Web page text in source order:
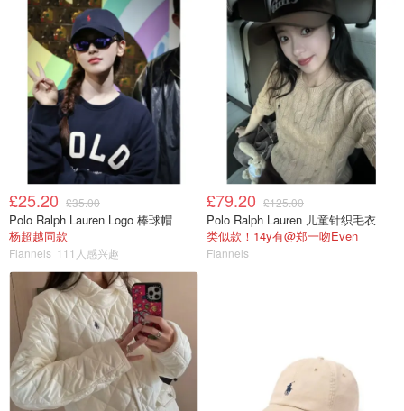
£25.20 £35.00
Polo Ralph Lauren Logo 棒球帽
杨超越同款
Flannels 111人感兴趣
£79.20 £125.00
Polo Ralph Lauren 儿童针织毛衣
类似款！14y有@郑一吻Even
Flannels